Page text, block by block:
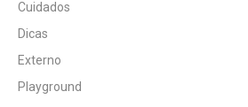
Cuidados
Dicas
Externo
Playground